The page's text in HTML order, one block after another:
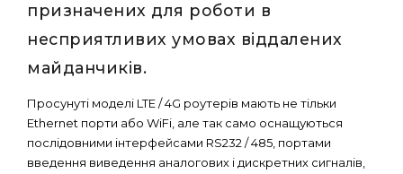
призначених для роботи в
несприятливих умовах віддалених
майданчиків.
Просунуті моделі LTE / 4G роутерів мають не тільки
Ethernet порти або WiFi, але так само оснащуються
послідовними інтерфейсами RS232 / 485, портами
введення виведення аналогових і дискретних сигналів,